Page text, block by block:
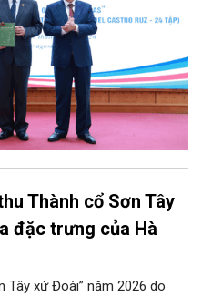
Thành cổ Sơn Tây
đặc trưng của Hà
Tây xứ Đoài” năm 2026 do